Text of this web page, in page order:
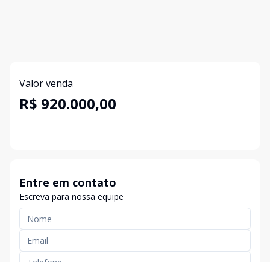
Valor venda
R$ 920.000,00
Entre em contato
Escreva para nossa equipe